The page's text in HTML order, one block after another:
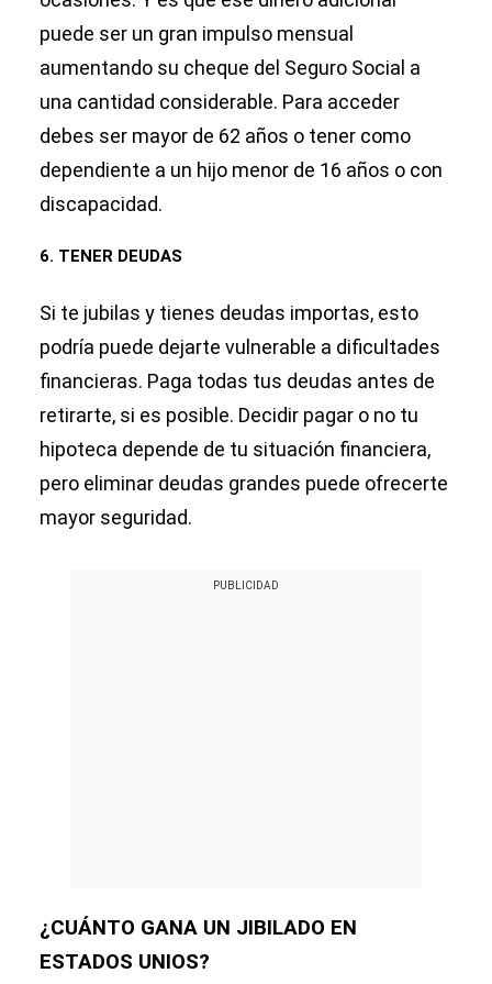
puede ser un gran impulso mensual
aumentando su cheque del Seguro Social a
una cantidad considerable. Para acceder
debes ser mayor de 62 años o tener como
dependiente a un hijo menor de 16 años o con
discapacidad.
6. TENER DEUDAS
Si te jubilas y tienes deudas importas, esto
podría puede dejarte vulnerable a dificultades
financieras. Paga todas tus deudas antes de
retirarte, si es posible. Decidir pagar o no tu
hipoteca depende de tu situación financiera,
pero eliminar deudas grandes puede ofrecerte
mayor seguridad.
¿CUÁNTO GANA UN JIBILADO EN
ESTADOS UNIOS?